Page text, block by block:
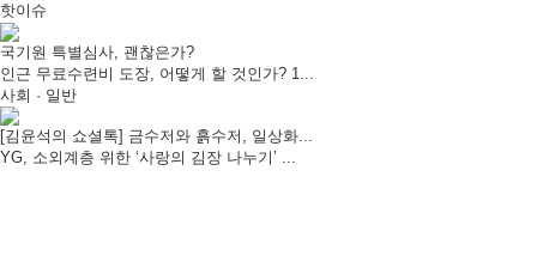
핫이슈
국기원 특별심사, 괜찮은가?
인근 무료수련비 도장, 어떻게 할 것인가? 1...
사회 · 일반
[김윤석의 쇼셜톡] 금수저와 흙수저, 일상화...
YG, 소외계층 위한 ‘사랑의 김장 나누기’ ...